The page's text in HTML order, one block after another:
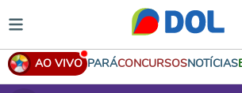
AO VIVO PARÁCONCURSOSNOTÍCIAS